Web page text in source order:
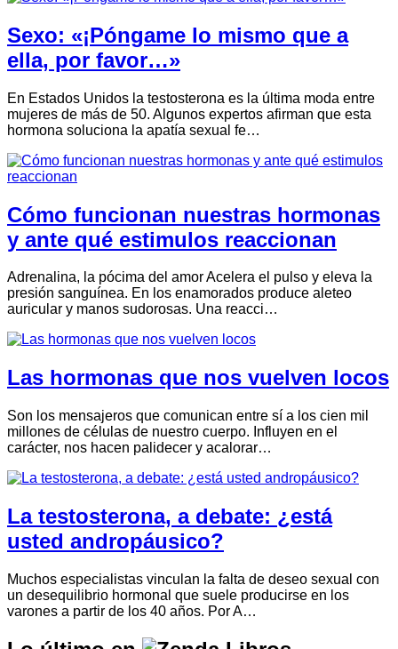
Sexo: «¡Póngame lo mismo que a
ella, por favor…»
En Estados Unidos la testosterona es la última moda entre
mujeres de más de 50. Algunos expertos afirman que esta
hormona soluciona la apatía sexual fe…
Cómo funcionan nuestras hormonas
y ante qué estimulos reaccionan
Adrenalina, la pócima del amor Acelera el pulso y eleva la
presión sanguínea. En los enamorados produce aleteo
auricular y manos sudorosas. Una reacci…
Las hormonas que nos vuelven locos
Son los mensajeros que comunican entre sí a los cien mil
millones de células de nuestro cuerpo. Influyen en el
carácter, nos hacen palidecer y acalorar…
La testosterona, a debate: ¿está
usted andropáusico?
Muchos especialistas vinculan la falta de deseo sexual con
un desequilibrio hormonal que suele producirse en los
varones a partir de los 40 años. Por A…